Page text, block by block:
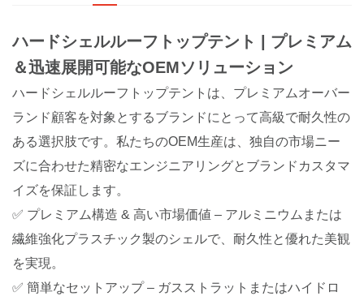
ハードシェルルーフトップテント | プレミアム
＆迅速展開可能なOEMソリューション
ハードシェルルーフトップテントは、プレミアムオーバー
ランド顧客を対象とするブランドにとって高級で耐久性の
ある選択肢です。私たちのOEM生産は、独自の市場ニー
ズに合わせた精密なエンジニアリングとブランドカスタマ
イズを保証します。
✅ プレミアム構造 & 高い市場価値 – アルミニウムまたは
繊維強化プラスチック製のシェルで、耐久性と優れた美観
を実現。
✅ 簡単なセットアップ – ガスストラットまたはハイドロ